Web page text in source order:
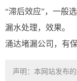
“滞后效应”，一般
漏水处理，效果。
涌达堵漏公司，有
声明：本网站发布